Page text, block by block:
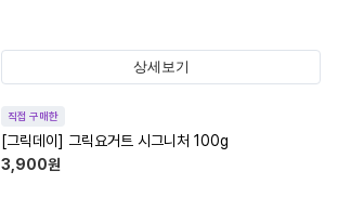
상세보기
직접 구매한
[그릭데이] 그릭요거트 시그니처 100g
3,900원